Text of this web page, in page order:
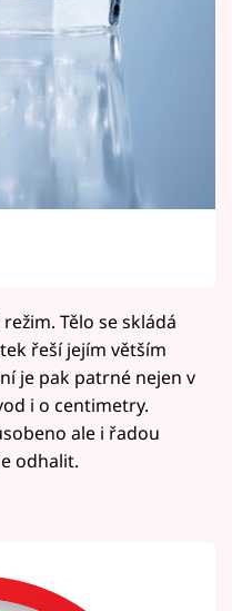
Tělo se skládá
řeší jejím větším
je pak patrné nejen v
i o centimetry.
ale i řadou
odhalit.